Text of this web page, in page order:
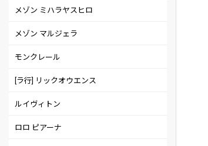
メゾン ミハラヤスヒロ
メゾン マルジェラ
モンクレール
[ラ行] リックオウエンス
ルイヴィトン
ロロ ピアーナ